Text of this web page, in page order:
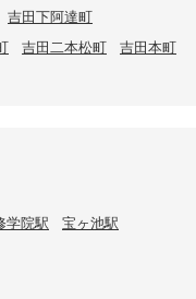
吉田下阿達町
吉田二本松町
吉田本町
学院駅
宝ヶ池駅